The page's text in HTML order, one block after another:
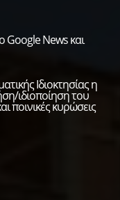
News και
Ιδιοκτησίας η
ιδιοποίηση του
ποινικές κυρώσεις